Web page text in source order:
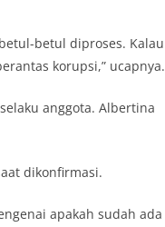
betul diproses. Kalau
korupsi,” ucapnya.
anggota. Albertina
dikonfirmasi.
apakah sudah ada